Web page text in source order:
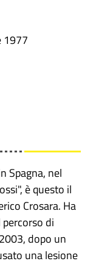
1977
Spagna, nel
è questo il
Crosara. Ha
di
dopo un
una lesione